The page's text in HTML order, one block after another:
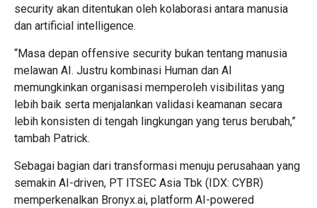
security akan ditentukan oleh kolaborasi antara manusia
dan artificial intelligence.
“Masa depan offensive security bukan tentang manusia
melawan AI. Justru kombinasi Human dan AI
memungkinkan organisasi memperoleh visibilitas yang
lebih baik serta menjalankan validasi keamanan secara
lebih konsisten di tengah lingkungan yang terus berubah,”
tambah Patrick.
Sebagai bagian dari transformasi menuju perusahaan yang
semakin AI-driven, PT ITSEC Asia Tbk (IDX: CYBR)
memperkenalkan Bronyx.ai, platform AI-powered